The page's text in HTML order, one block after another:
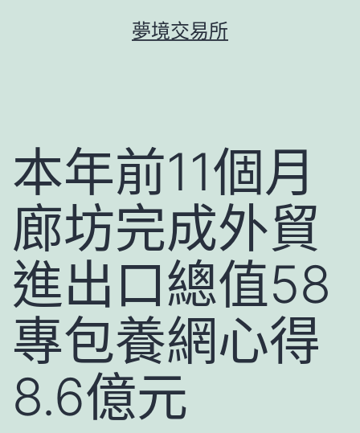
夢境交易所
本年前11個月
廊坊完成外貿
進出口總值58
專包養網心得
8.6億元